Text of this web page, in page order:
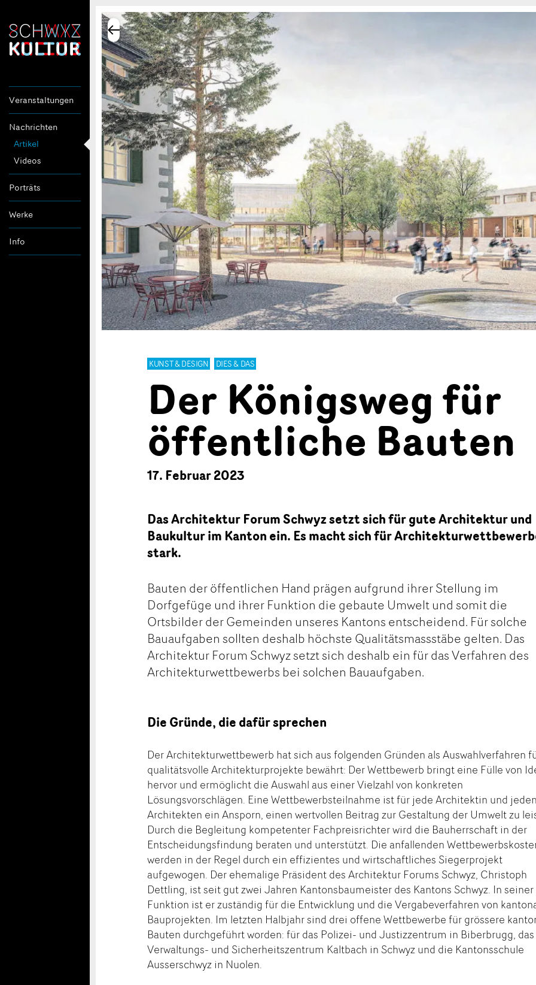
Veranstaltungen
Nachrichten
Artikel
Videos
Porträts
Werke
Info
KUNST & DESIGN DIES & DAS
Der Königsweg für
öffentliche Bauten
17. Februar 2023
Das Architektur Forum Schwyz setzt sich für gute Architektur und
Baukultur im Kanton ein. Es macht sich für
stark.
Bauten der öffentlichen Hand prägen aufgrund ihrer Stellung im
Dorfgefüge und ihrer Funktion die gebaute Umwelt und somit die
Ortsbilder der Gemeinden unseres Kantons entscheidend. Für solche
Bauaufgaben sollten deshalb höchste Qualitätsmassstäbe gelten. Das
Architektur Forum Schwyz setzt sich deshalb ein für das Verfahren des
Architekturwettbewerbs bei solchen Bauaufgaben.
Die Gründe, die dafür sprechen
Der Architekturwettbewerb hat sich aus folgenden Gründen als Auswahlverfahren
qualitätsvolle Architekturprojekte bewährt: Der Wettbewerb bringt eine Fülle von
hervor und ermöglicht die Auswahl aus einer Vielzahl von konkreten
Lösungsvorschlägen. Eine Wettbewerbsteilnahme ist für jede Architektin und jeden
Architekten ein Ansporn, einen wertvollen Beitrag zur Gestaltung der Umwelt zu
Durch die Begleitung kompetenter Fachpreisrichter wird die Bauherrschaft in der
Entscheidungsfindung beraten und unterstützt. Die anfallenden
werden in der Regel durch ein effizientes und wirtschaftliches Siegerprojekt
aufgewogen. Der ehemalige Präsident des Architektur Forums Schwyz, Christoph
Dettling, ist seit gut zwei Jahren Kantonsbaumeister des Kantons Schwyz. In seiner
Funktion ist er zuständig für die Entwicklung und die Vergabeverfahren von
Bauprojekten. Im letzten Halbjahr sind drei offene Wettbewerbe für grössere
Bauten durchgeführt worden: für das Polizei- und Justizzentrum in Biberbrugg, das
Verwaltungs- und Sicherheitszentrum Kaltbach in Schwyz und die Kantonsschule
Ausserschwyz in Nuolen.